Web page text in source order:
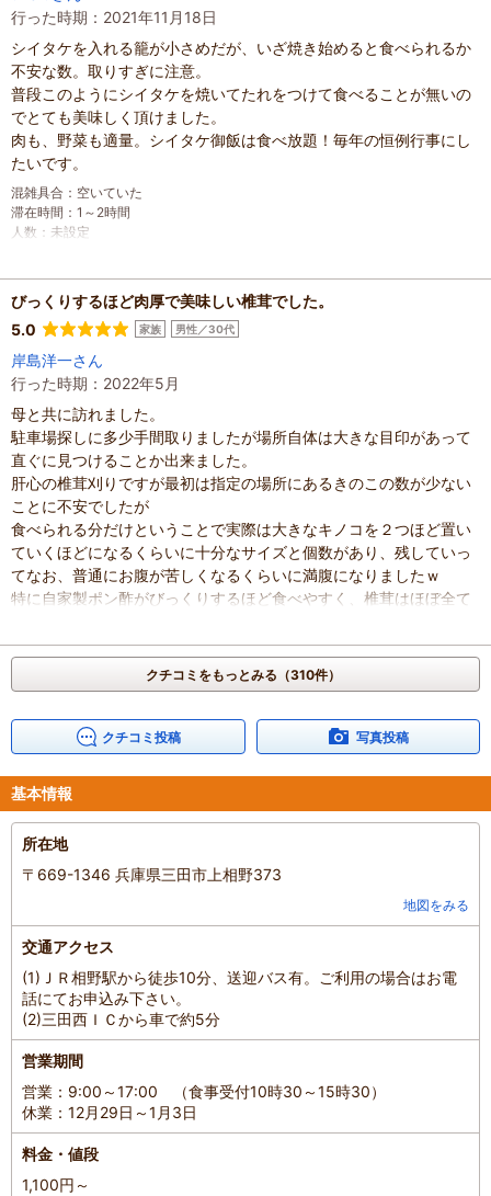
行った時期：2021年11月18日
シイタケを入れる籠が小さめだが、いざ焼き始めると食べられるか
不安な数。取りすぎに注意。
普段このようにシイタケを焼いてたれをつけて食べることが無いの
でとても美味しく頂けました。
肉も、野菜も適量。シイタケ御飯は食べ放題！毎年の恒例行事にし
たいです。
混雑具合 ： 空いていた
滞在時間 ： 1～2時間
人数 ： 未設定
びっくりするほど肉厚で美味しい椎茸でした。
5.0
家族 男性／30代
岸島洋一さん
行った時期：2022年5月
母と共に訪れました。
駐車場探しに多少手間取りましたが場所自体は大きな目印があって
直ぐに見つけることか出来ました。
肝心の椎茸刈りですが最初は指定の場所にあるきのこの数が少ない
ことに不安でしたが
食べられる分だけということで実際は大きなキノコを２つほど置い
ていくほどになるくらいに十分なサイズと個数があり、残していっ
てなお、普通にお腹が苦しくなるくらいに満腹になりましたｗ
特に自家製ポン酢がびっくりするほど食べやすく、椎茸はほぼ全て
牛肉＆鶏肉のBBQセットに関しては鶏肉がメチャメチャに香ばし
く、普段食べてるのとは段違いに美味しかったですね。
牛肉に関してはそもそも、牛肉自体いいものしか食べないのでそれ
しく食べられましたし
椎茸ご飯も香りよくて大変美味でした。
一応、椎茸ご飯が食べ放題らしいですが２人前を遥かに越えた量が
あり、お代わりすることはなかったですね。
今回は衝動的な感じで行ったので他と予定が合いませんでしたが
時期を調整すれば近辺にいろんな花が見れる場所があるようなので
今度は時期を合わせていきたいですね。
滞在時間：1～2時間
家族の内訳：親・祖父母、
投稿日：2022年5月28日
クチコミをもっとみる（310件）
クチコミ投稿 写真投稿
基本情報
所在地
〒669-1346 兵庫県三田市上相野373
地図をみる
交通アクセス
(1)ＪＲ相野駅から徒歩10分、送迎バス有。ご利用の場合はお電
話にてお申込み下さい。
(2)三田西ＩＣから車で約5分
営業期間
営業：9:00～17:00 （食事受付10時30～15時30）
休業：12月29日～1月3日
料金・値段
1,100円～